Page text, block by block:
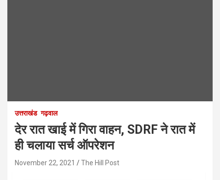
उत्तराखंड गढ़वाल
देर रात खाई में गिरा वाहन, SDRF ने रात में
ही चलाया सर्च ऑपरेशन
November 22, 2021 The Hill Post